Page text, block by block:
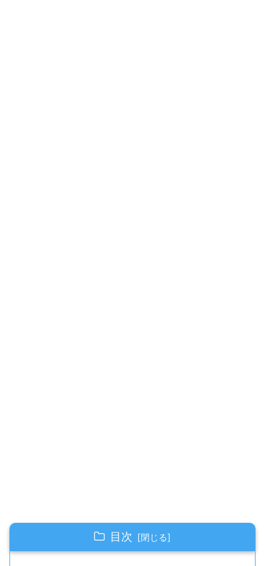
目次